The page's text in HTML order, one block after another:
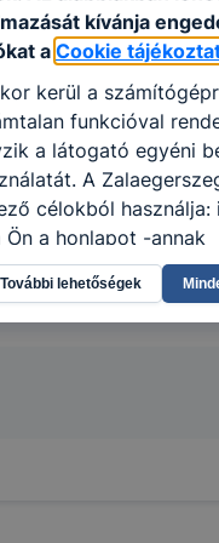
gondozásában,
szakemberekkel és a
tanórai és
szervezésében
vagy
közreműködik,
kívánja
a Cookie
kerül a
funkcióval
a látogató egyéni
A
célokból használja:
a honlapot -annak
vagy használja
jobb felhasználói
Hogyan
alapértelmezettként
További lehetőségek